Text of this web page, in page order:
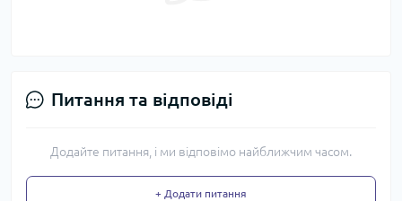
Питання та відповіді
Додайте питання, і ми відповімо найближчим часом.
+ Додати питання